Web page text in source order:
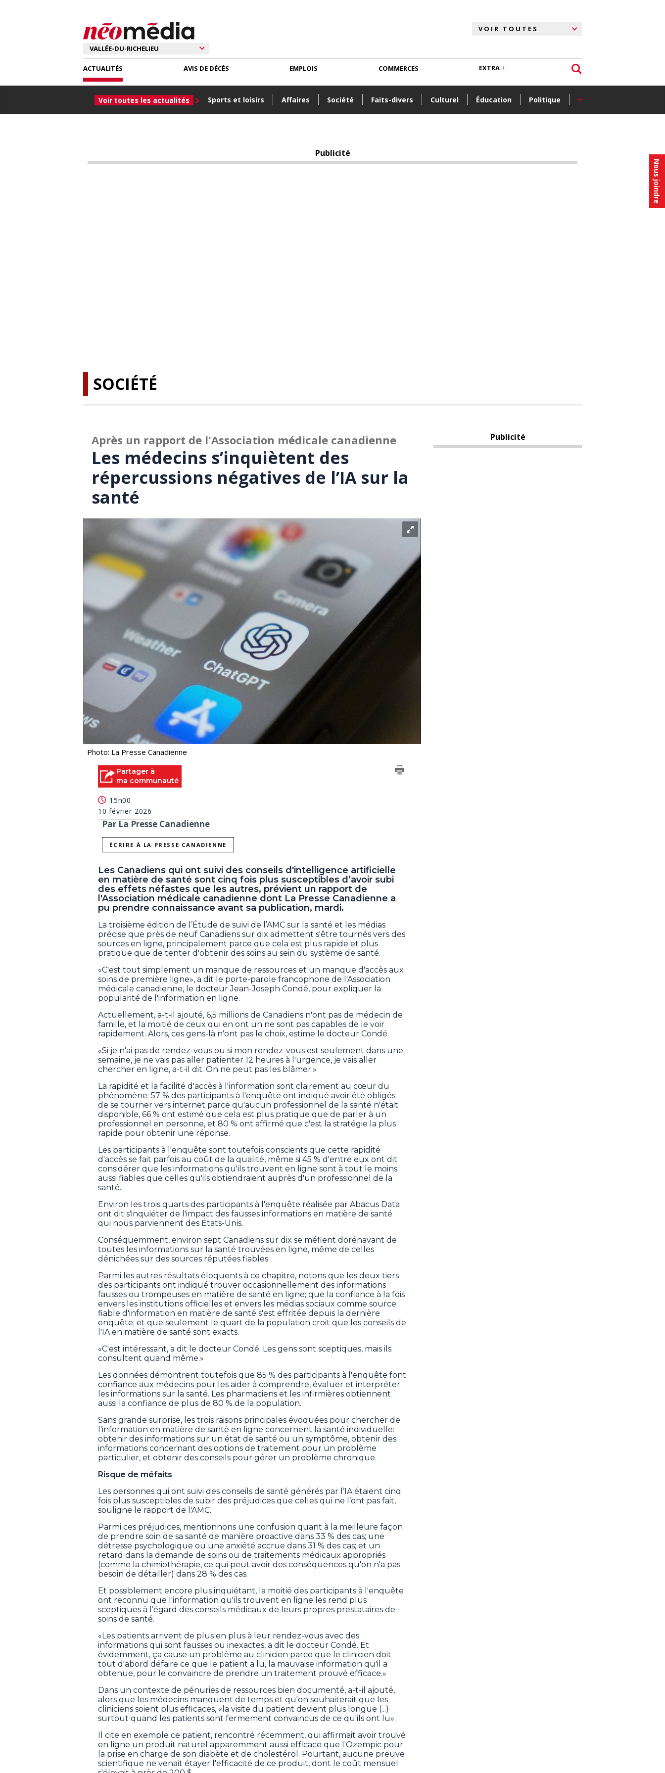
Nous joindre
ACTUALITÉS
Voir toutes les actualités Sports et loisirs Affaires Société Faits-divers Culturel Éducation Politique +
AVIS DE DÉCÈS EMPLOIS COMMERCES EXTRA
Publicité
SOCIÉTÉ
Après un rapport de l'Association médicale canadienne
Les médecins s’inquiètent des
répercussions négatives de l’IA sur la
santé
Photo: La Presse Canadienne
Partager à
ma communauté
15h00
10 février 2026
Par La Presse Canadienne
ÉCRIRE À LA PRESSE CANADIENNE
Les Canadiens qui ont suivi des conseils d'intelligence artificielle
en matière de santé sont cinq fois plus susceptibles d’avoir subi
des effets néfastes que les autres, prévient un rapport de
l'Association médicale canadienne dont La Presse Canadienne a
pu prendre connaissance avant sa publication, mardi.
La troisième édition de l’Étude de suivi de l’AMC sur la santé et les médias
précise que près de neuf Canadiens sur dix admettent s'être tournés vers des
sources en ligne, principalement parce que cela est plus rapide et plus
pratique que de tenter d'obtenir des soins au sein du système de santé.
«C'est tout simplement un manque de ressources et un manque d'accès aux
soins de première ligne», a dit le porte-parole francophone de l'Association
médicale canadienne, le docteur Jean-Joseph Condé, pour expliquer la
popularité de l'information en ligne.
Actuellement, a-t-il ajouté, 6,5 millions de Canadiens n'ont pas de médecin de
famille, et la moitié de ceux qui en ont un ne sont pas capables de le voir
rapidement. Alors, ces gens-là n'ont pas le choix, estime le docteur Condé.
«Si je n'ai pas de rendez-vous ou si mon rendez-vous est seulement dans une
semaine, je ne vais pas aller patienter 12 heures à l'urgence, je vais aller
chercher en ligne, a-t-il dit. On ne peut pas les blâmer.»
La rapidité et la facilité d'accès à l'information sont clairement au cœur du
phénomène: 57 % des participants à l'enquête ont indiqué avoir été obligés
de se tourner vers internet parce qu'aucun professionnel de la santé n'était
disponible, 66 % ont estimé que cela est plus pratique que de parler à un
professionnel en personne, et 80 % ont affirmé que c'est la stratégie la plus
rapide pour obtenir une réponse.
Les participants à l'enquête sont toutefois conscients que cette rapidité
d'accès se fait parfois au coût de la qualité, même si 45 % d'entre eux ont dit
considérer que les informations qu'ils trouvent en ligne sont à tout le moins
aussi fiables que celles qu'ils obtiendraient auprès d'un professionnel de la
santé.
Environ les trois quarts des participants à l'enquête réalisée par Abacus Data
ont dit s'inquiéter de l'impact des fausses informations en matière de santé
qui nous parviennent des États-Unis.
Conséquemment, environ sept Canadiens sur dix se méfient dorénavant de
toutes les informations sur la santé trouvées en ligne, même de celles
dénichées sur des sources réputées fiables.
Parmi les autres résultats éloquents à ce chapitre, notons que les deux tiers
des participants ont indiqué trouver occasionnellement des informations
fausses ou trompeuses en matière de santé en ligne; que la confiance à la fois
envers les institutions officielles et envers les médias sociaux comme source
fiable d'information en matière de santé s'est effritée depuis la dernière
enquête; et que seulement le quart de la population croit que les conseils de
l'IA en matière de santé sont exacts.
«C'est intéressant, a dit le docteur Condé. Les gens sont sceptiques, mais ils
consultent quand même.»
Les données démontrent toutefois que 85 % des participants à l'enquête font
confiance aux médecins pour les aider à comprendre, évaluer et interpréter
les informations sur la santé. Les pharmaciens et les infirmières obtiennent
aussi la confiance de plus de 80 % de la population.
Sans grande surprise, les trois raisons principales évoquées pour chercher de
l'information en matière de santé en ligne concernent la santé individuelle:
obtenir des informations sur un état de santé ou un symptôme, obtenir des
informations concernant des options de traitement pour un problème
particulier, et obtenir des conseils pour gérer un problème chronique.
Risque de méfaits
Les personnes qui ont suivi des conseils de santé générés par l’IA étaient cinq
fois plus susceptibles de subir des préjudices que celles qui ne l’ont pas fait,
souligne le rapport de l'AMC.
Parmi ces préjudices, mentionnons une confusion quant à la meilleure façon
de prendre soin de sa santé de manière proactive dans 33 % des cas; une
détresse psychologique ou une anxiété accrue dans 31 % des cas; et un
retard dans la demande de soins ou de traitements médicaux appropriés
(comme la chimiothérapie, ce qui peut avoir des conséquences qu'on n'a pas
besoin de détailler) dans 28 % des cas.
Et possiblement encore plus inquiétant, la moitié des participants à l'enquête
ont reconnu que l'information qu'ils trouvent en ligne les rend plus
sceptiques à l’égard des conseils médicaux de leurs propres prestataires de
soins de santé.
«Les patients arrivent de plus en plus à leur rendez-vous avec des
informations qui sont fausses ou inexactes, a dit le docteur Condé. Et
évidemment, ça cause un problème au clinicien parce que le clinicien doit
tout d'abord défaire ce que le patient a lu, la mauvaise information qu'il a
obtenue, pour le convaincre de prendre un traitement prouvé efficace.»
Dans un contexte de pénuries de ressources bien documenté, a-t-il ajouté,
alors que les médecins manquent de temps et qu'on souhaiterait que les
cliniciens soient plus efficaces, «la visite du patient devient plus longue (...)
surtout quand les patients sont fermement convaincus de ce qu'ils ont lu».
Il cite en exemple ce patient, rencontré récemment, qui affirmait avoir trouvé
en ligne un produit naturel apparemment aussi efficace que l'Ozempic pour
la prise en charge de son diabète et de cholestérol. Pourtant, aucune preuve
scientifique ne venait étayer l'efficacité de ce produit, dont le coût mensuel
Publicité